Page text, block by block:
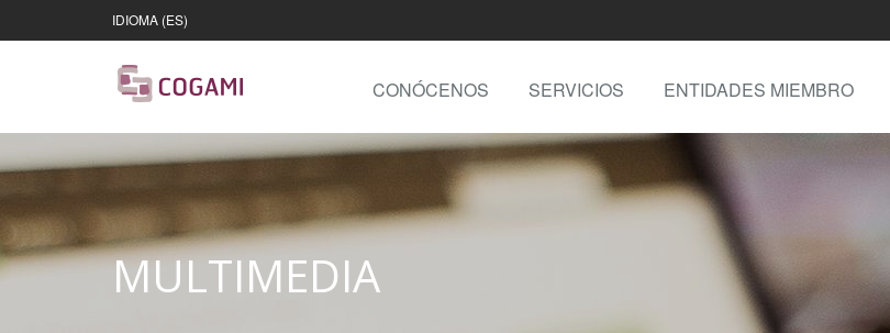
IDIOMA (ES)
CONÓCENOS SERVICIOS ENTIDADES MIEMBRO
MULTIMEDIA